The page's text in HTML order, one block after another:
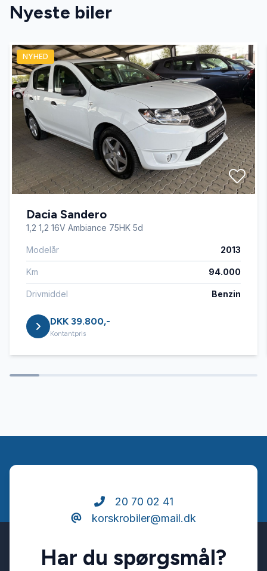
Bluetooth
Dæktryksystem
El-ruder x4
El-spejle med varme
Fartpilot
Fjernbetjent centrallås
Fuldautomatisk klimaanlæg
Højdejusterbart førersæde
Infocenter
Service OK
Servostyring
Nyeste biler
NYHED
Dacia Sandero
1,2 1,2 16V Ambiance 75HK 5d
Modelår 2013
Km 94.000
Drivmiddel Benzin
DKK 39.800,-
Kontantpris
20 70 02 41
korskrobiler@mail.dk
Har du spørgsmål?